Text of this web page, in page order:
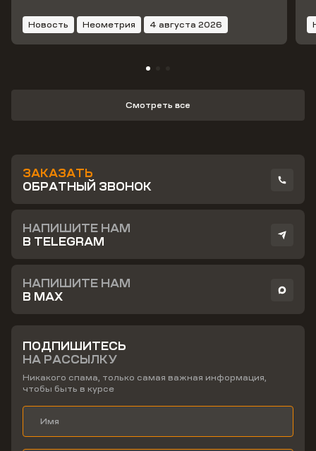
Новость Неометрия 4 августа 2026
Смотреть все
ЗАКАЗАТЬ
ОБРАТНЫЙ ЗВОНОК
НАПИШИТЕ НАМ
В TELEGRAM
НАПИШИТЕ НАМ
В MAX
ПОДПИШИТЕСЬ
НА РАССЫЛКУ
Никакого спама, только самая важная информация,
чтобы быть в курсе